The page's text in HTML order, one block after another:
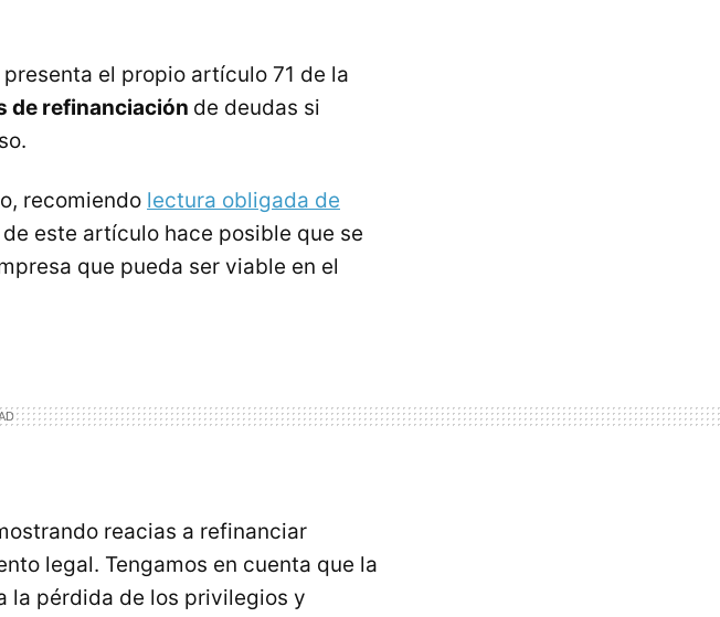
el propio artículo 71 de la
de refinanciación de deudas si
recomiendo lectura obligada de
este artículo hace posible que se
que pueda ser viable en el
reacias a refinanciar
legal. Tengamos en cuenta que la
la pérdida de los privilegios y